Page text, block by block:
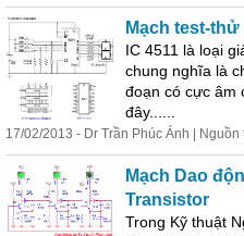
Mạch test-thử
IC 4511 là loại
chung nghĩa là
đoạn có cực âm
đây......
17/02/2013 - Dr Trần Phúc Ánh | Nguồn
Mạch Dao
Transistor
Trong Kỹ thuật